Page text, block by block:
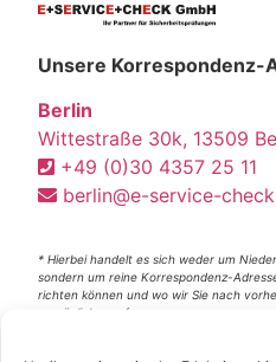
Unsere Korrespondenz-
Berlin
Wittestraße 30k, 13509
+49 (0)30 4357 25 11
berlin@e-service-
* Hierbei handelt es sich weder um
sondern um reine Korrespondenz-
richten können und wo wir Sie nach
persönlich empfangen.